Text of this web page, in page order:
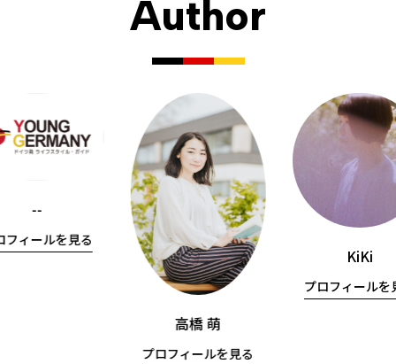
Author
--
フィールを見る
高橋 萌
プロフィールを見る
KiKi
プロフィールを